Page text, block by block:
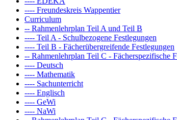
---- Freundeskreis Wappentier
Curriculum
-- Rahmenlehrplan Teil A und Teil B
---- Teil A - Schulbezogene Festlegungen
---- Teil B - Fächerübergreifende Festlegungen
-- Rahmenlehrplan Teil C - Fächerspezifische
---- Deutsch
---- Mathematik
---- Sachunterricht
---- Englisch
---- GeWi
---- NaWi